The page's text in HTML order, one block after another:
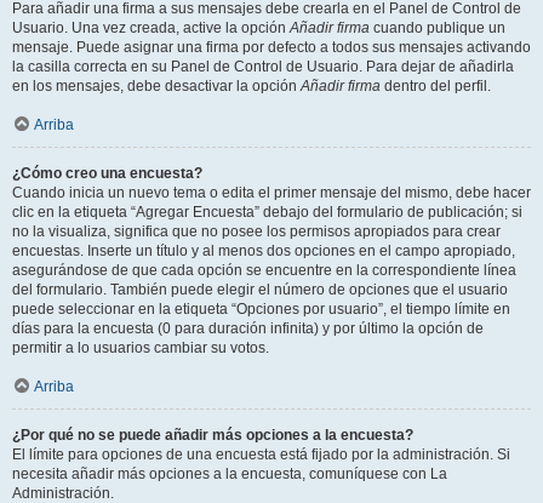
Para añadir una firma a sus mensajes debe crearla en el Panel de Control de
Usuario. Una vez creada, active la opciónAñadir firma cuando publique un
mensaje. Puede asignar una firma por defecto a todos sus mensajes activando
la casilla correcta en su Panel de Control de Usuario. Para dejar de añadirla
en los mensajes, debe desactivar la opciónAñadir firma dentro del perfil.
Arriba
¿Cómo creo una encuesta?
Cuando inicia un nuevo tema o edita el primer mensaje del mismo, debe hacer
clic en la etiqueta “Agregar Encuesta” debajo del formulario de publicación; si
no la visualiza, significa que no posee los permisos apropiados para crear
encuestas. Inserte un título y al menos dos opciones en el campo apropiado,
asegurándose de que cada opción se encuentre en la correspondiente línea
del formulario. También puede elegir el número de opciones que el usuario
puede seleccionar en la etiqueta “Opciones por usuario”, el tiempo límite en
días para la encuesta (0 para duración infinita) y por último la opción de
permitir a lo usuarios cambiar su votos.
Arriba
¿Por qué no se puede añadir más opciones a la encuesta?
El límite para opciones de una encuesta está fijado por la administración. Si
necesita añadir más opciones a la encuesta, comuníquese con La
Administración.